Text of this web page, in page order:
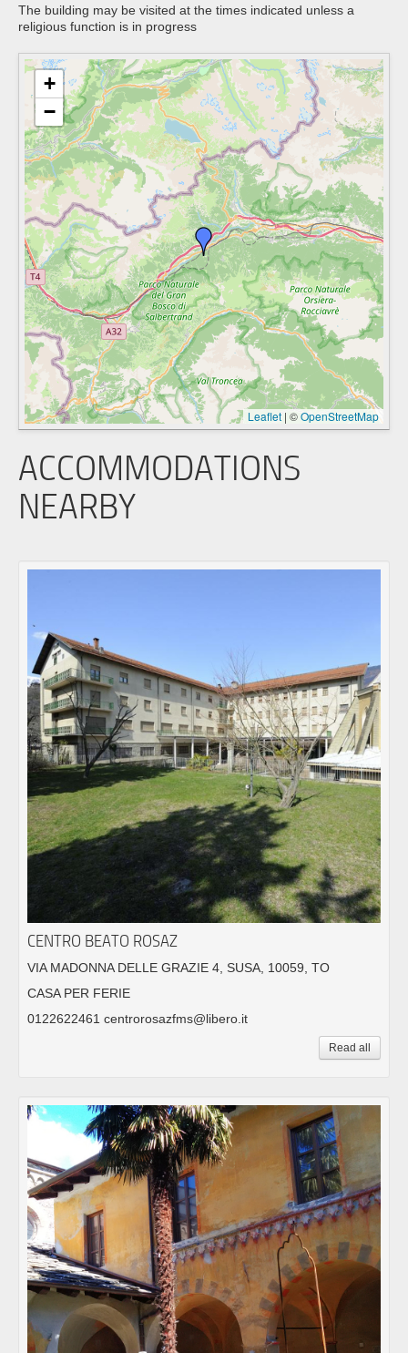
The building may be visited at the times indicated unless a
religious function is in progress
+
−
Leaflet | ©OpenStreetMap
ACCOMMODATIONS
NEARBY
CENTRO BEATO ROSAZ
VIA MADONNA DELLE GRAZIE 4, SUSA, 10059, TO
CASA PER FERIE
0122622461 centrorosazfms@libero.it
Read all